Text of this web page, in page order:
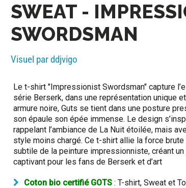
SWEAT -
SWORDSMAN
Visuel par ddjvigo
Le t-shirt "Impressionist Swordsman" capture
série Berserk, dans une représentation unique
armure noire, Guts se tient dans une posture
son épaule son épée immense. Le design
rappelant l’ambiance de La Nuit étoilée, mais
style moins chargé. Ce t-shirt allie la force brute
subtile de la peinture impressionniste, créant
captivant pour les fans de Berserk et d’art
Coton bio certifié GOTS : T-shirt, Sweat et